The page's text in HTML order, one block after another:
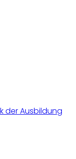
der Ausbildung